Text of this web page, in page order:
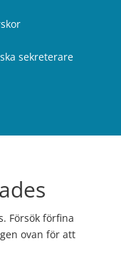
sekreterare
Försök förfina
ovan för att